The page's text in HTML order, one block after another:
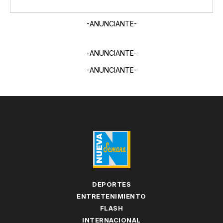
-ANUNCIANTE-
-ANUNCIANTE-
-ANUNCIANTE-
DEPORTES
ENTRETENIMIENTO
FLASH
INTERNACIONAL